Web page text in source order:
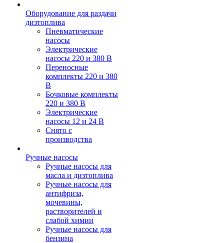
Оборудование для раздачи
дизтоплива
Пневматические
насосы
Электрические
насосы 220 и 380 В
Переносные
комплекты 220 и 380
В
Бочковые комплекты
220 и 380 В
Электрические
насосы 12 и 24 В
Снято с
производства
Ручные насосы
Ручные насосы для
масла и дизтоплива
Ручные насосы для
антифриза,
мочевины,
растворителей и
слабой химии
Ручные насосы для
бензина